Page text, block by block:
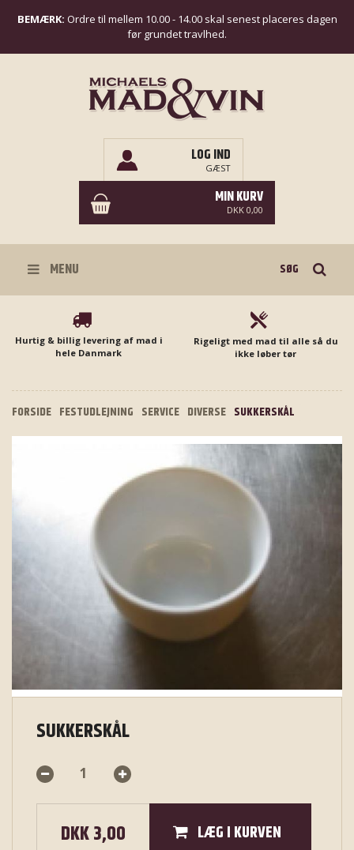
BEMÆRK: Ordre til mellem 10.00 - 14.00 skal senest placeres dagen
før grundet travlhed.
LOG IND
GÆST
MIN KURV
DKK 0,00
MENU
Hurtig & billig levering af mad i
hele Danmark
Rigeligt med mad til alle så du
ikke løber tør
FORSIDE FESTUDLEJNING SERVICE DIVERSE SUKKERSKÅL
SUKKERSKÅL
DKK 3,00 LÆG I KURVEN